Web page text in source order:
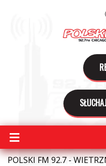
POLSKI FM 92.7 -